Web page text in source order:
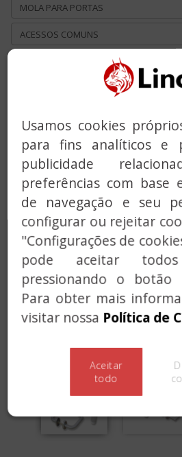
MOLA PARA PORTAS
ACESSOS COMUNS
SOLUÇÕES PERSONALIZADAS
Previous
Previous
Usamos cookies
para fins analíticos e
publicidade
preferências com base
de navegação e seu
configurar ou rejeitar
"Configurações de
pode aceitar
pressionando o botão
Para obter mais
visitar nossa Política de
Aceitar
todo